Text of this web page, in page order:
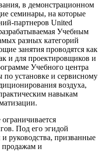
в демонстрационном
семинары, на которые
партнеров United
Учебным
разных категорий
занятия проводятся как
и для проектировщиков и
Учебного центра
установке и сервисному
воздуха,
навыкам
Под его эгидой
руководства, призванные
продажам и